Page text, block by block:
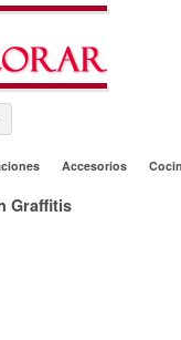
Accesorios
Graffitis